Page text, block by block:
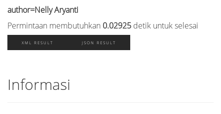
author=Nelly Aryanti
Permintaan membutuhkan 0.02925 detik untuk selesai
XML RESULT JSON RESULT
Informasi